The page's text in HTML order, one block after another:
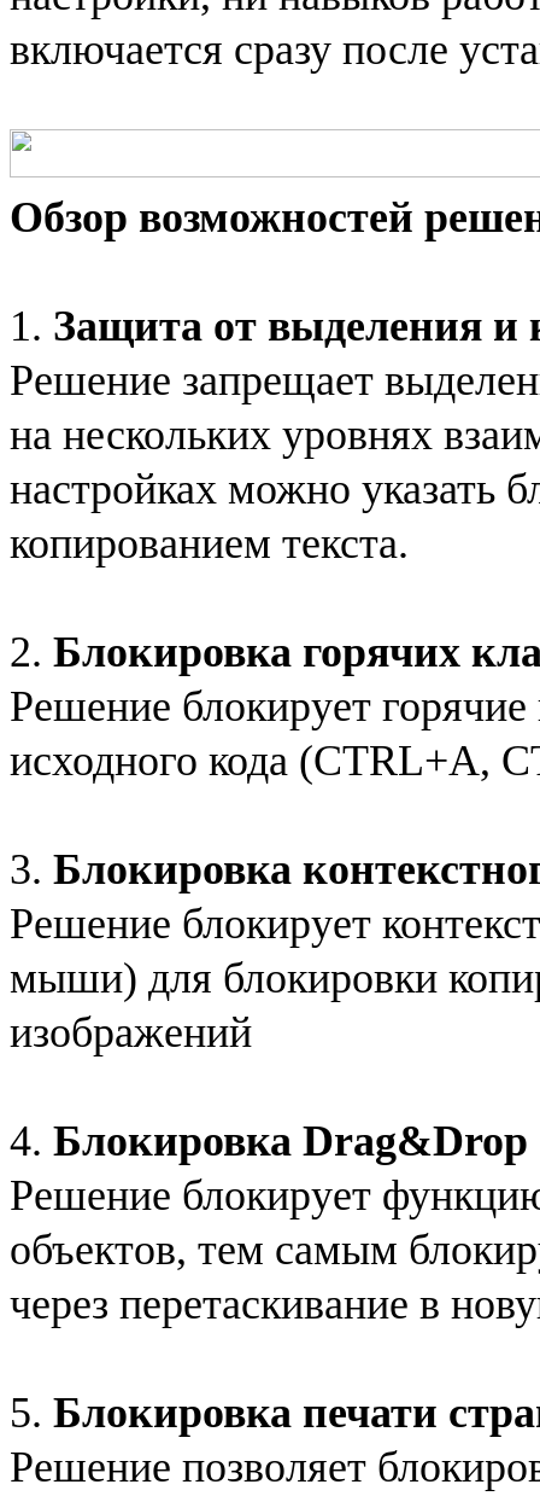
включается сразу после
Обзор возможностей
1. Защита от выделения и
Решение запрещает
на нескольких уровнях
настройках можно указать
копированием текста.
2. Блокировка горячих
Решение блокирует
исходного кода (CTRL+A,
3. Блокировка
Решение блокирует
мыши) для блокировки
изображений
4. Блокировка Drag&Drop
Решение блокирует
объектов, тем самым
через перетаскивание в
5. Блокировка печати
Решение позволяет